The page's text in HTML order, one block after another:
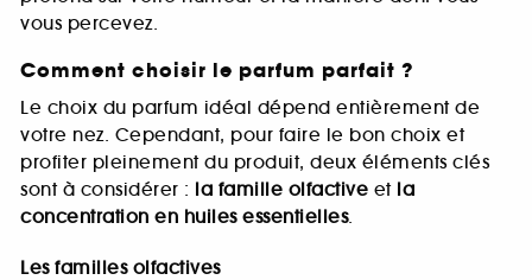
vous percevez.
Comment choisir le parfum parfait ?
Le choix du parfum idéal dépend entièrement de
votre nez. Cependant, pour faire le bon choix et
profiter pleinement du produit, deux éléments clés
sont à considérer : la famille olfactive et la
concentration en huiles essentielles.
Les familles olfactives